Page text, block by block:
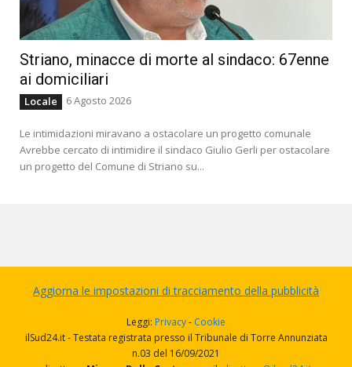
Striano, minacce di morte al sindaco: 67enne
ai domiciliari
Locale 6 Agosto 2026
Le intimidazioni miravano a ostacolare un progetto comunale
Avrebbe cercato di intimidire il sindaco Giulio Gerli per ostacolare
un progetto del Comune di Striano su...
Aggiorna le impostazioni di tracciamento della pubblicità
Leggi: Privacy- Cookie
ilSud24.it - Testata registrata presso il Tribunale di Torre Annunziata
n.03 del 16/09/2021